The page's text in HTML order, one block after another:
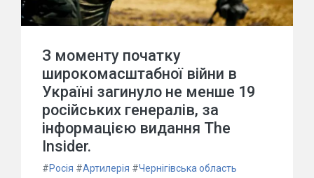
З моменту початку
широкомасштабної війни в
Україні загинуло не менше 19
російських генералів, за
інформацією видання The
Insider.
#Росія #Артилерія #Чернігівська область